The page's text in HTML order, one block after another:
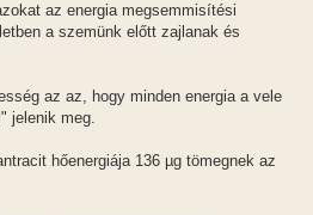
az energia megsemmisítési
a szemünk előtt zajlanak és
az az, hogy minden energia a vele
jelenik meg.
hőenergiája 136 µg tömegnek az